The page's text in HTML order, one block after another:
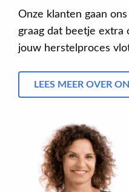
Onze klanten gaan
graag dat beetje extra
jouw herstelproces
LEES MEER OVER